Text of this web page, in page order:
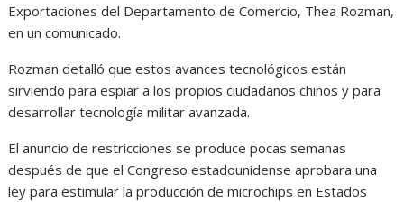
Exportaciones del Departamento de Comercio, Thea Rozman,
en un comunicado.
Rozman detalló que estos avances tecnológicos están
sirviendo para espiar a los propios ciudadanos chinos y para
desarrollar tecnología militar avanzada.
El anuncio de restricciones se produce pocas semanas
después de que el Congreso estadounidense aprobara una
ley para estimular la producción de microchips en Estados